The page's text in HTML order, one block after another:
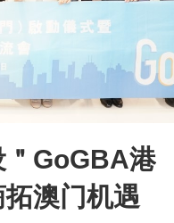
＂GoGBA港
澳门机遇